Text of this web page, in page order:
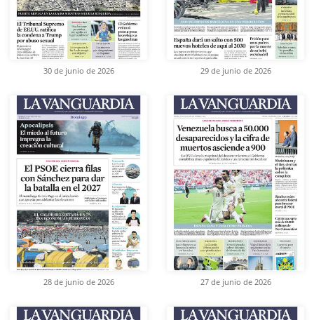
30 de junio de 2026 29 de junio de 2026
28 de junio de 2026 27 de junio de 2026